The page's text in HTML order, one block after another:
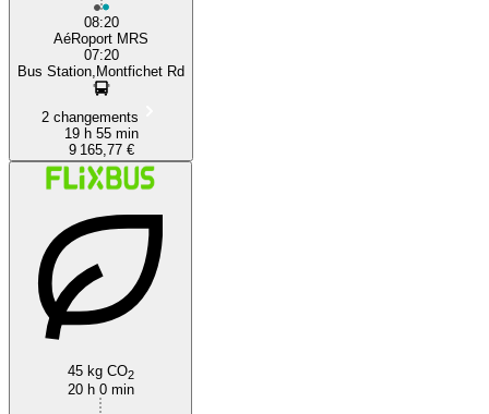
08:20
AéRoport MRS
07:20
Bus Station,Montfichet Rd
2 changements
19 h 55 min
9 165,77 €
45 kg CO2
20 h 0 min